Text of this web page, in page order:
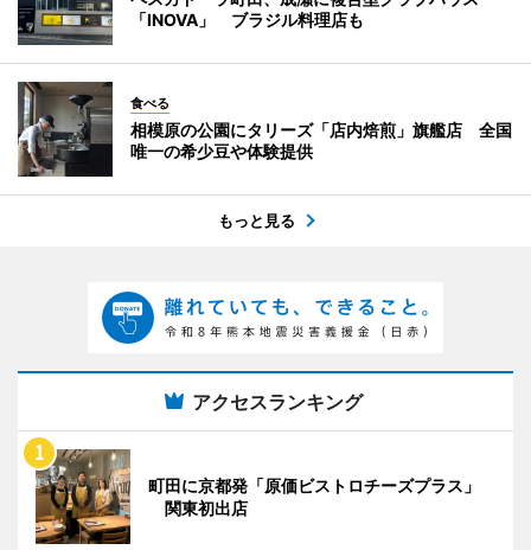
「INOVA」 ブラジル料理店も
食べる
相模原の公園にタリーズ「店内焙煎」旗艦店 全国
唯一の希少豆や体験提供
もっと見る
アクセスランキング
町田に京都発「原価ビストロチーズプラス」
関東初出店